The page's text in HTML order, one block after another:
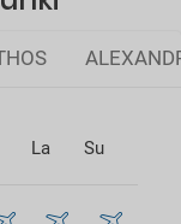
La Su